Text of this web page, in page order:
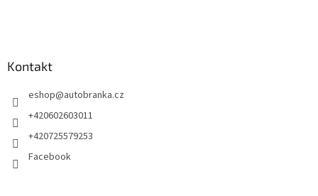
Kontakt
eshop@autobranka.cz
+420602603011
+420725579253
Facebook